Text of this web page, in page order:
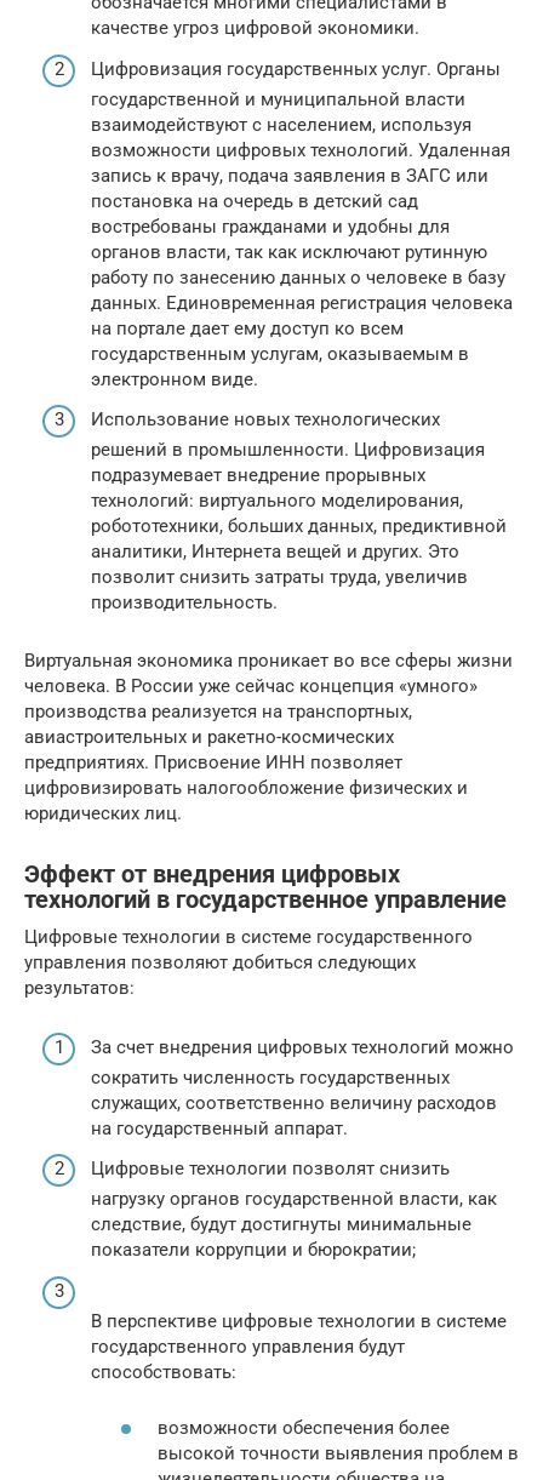
качестве угроз цифровой экономики.
Цифровизация государственных услуг. Органы
государственной и муниципальной власти
взаимодействуют с населением, используя
возможности цифровых технологий. Удаленная
запись к врачу, подача заявления в ЗАГС или
постановка на очередь в детский сад
востребованы гражданами и удобны для
органов власти, так как исключают рутинную
работу по занесению данных о человеке в базу
данных. Единовременная регистрация человека
на портале дает ему доступ ко всем
государственным услугам, оказываемым в
электронном виде.
Использование новых технологических
решений в промышленности. Цифровизация
подразумевает внедрение прорывных
технологий: виртуального моделирования,
робототехники, больших данных, предиктивной
аналитики, Интернета вещей и других. Это
позволит снизить затраты труда, увеличив
производительность.
Виртуальная экономика проникает во все сферы жизни
человека. В России уже сейчас концепция «умного»
производства реализуется на транспортных,
авиастроительных и ракетно-космических
предприятиях. Присвоение ИНН позволяет
цифровизировать налогообложение физических и
юридических лиц.
Эффект от внедрения цифровых
технологий в государственное управление
Цифровые технологии в системе государственного
управления позволяют добиться следующих
результатов:
За счет внедрения цифровых технологий можно
сократить численность государственных
служащих, соответственно величину расходов
на государственный аппарат.
Цифровые технологии позволят снизить
нагрузку органов государственной власти, как
следствие, будут достигнуты минимальные
показатели коррупции и бюрократии;
В перспективе цифровые технологии в системе
государственного управления будут
способствовать:
возможности обеспечения более
высокой точности выявления проблем в